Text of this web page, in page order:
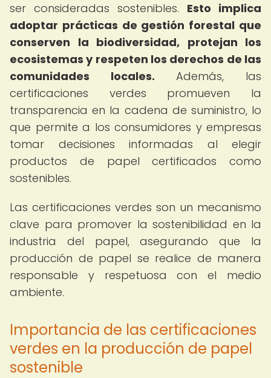
ser consideradas sostenibles. Esto implica
adoptar prácticas de gestión forestal que
conserven la biodiversidad, protejan los
ecosistemas y respeten los derechos de las
comunidades locales. Además, las
certificaciones verdes promueven la
transparencia en la cadena de suministro, lo
que permite a los consumidores y empresas
tomar decisiones informadas al elegir
productos de papel certificados como
sostenibles.
Las certificaciones verdes son un mecanismo
clave para promover la sostenibilidad en la
industria del papel, asegurando que la
producción de papel se realice de manera
responsable y respetuosa con el medio
ambiente.
Importancia de las certificaciones
verdes en la producción de papel
sostenible